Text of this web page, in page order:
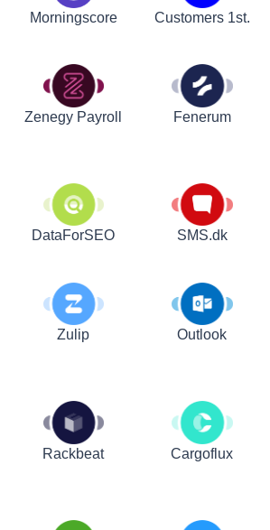
Morningscore Customers 1st.
Zenegy Payroll Fenerum
DataForSEO SMS.dk
Zulip Outlook
Rackbeat Cargoflux